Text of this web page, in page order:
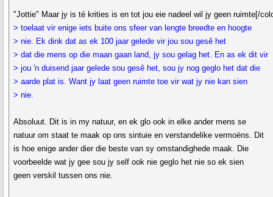
"Jottie" Maar jy is té krities is en tot jou eie nadeel wil jy geen ruimte[/
> toelaat vir enige iets buite ons sfeer van lengte breedte en hoogte
> nie. Ek dink dat as ek 100 jaar gelede vir jou sou gesê het
> dat die mens op die maan gaan land, jy sou gelag het. En as ek dit vir
> jou 'n duisend jaar gelede sou gesê het, sou jy nog geglo het dat die
> aarde plat is. Want jy laat geen ruimte toe vir wat jy nie kan sien
> nie.
Absoluut. Dit is in my natuur, en ek glo ook in elke ander mens se
natuur om staat te maak op ons sintuie en verstandelike vermoëns. Dit
is hoe enige ander dier die beste van sy omstandighede maak. Die
voorbeelde wat jy gee sou jy self ook nie geglo het nie so ek sien
geen verskil tussen ons nie.